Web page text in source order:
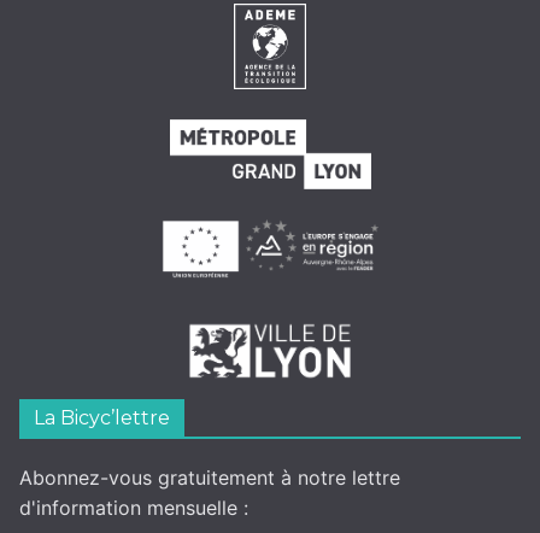
La Bicyc’lettre
Abonnez-vous gratuitement à notre lettre
d'information mensuelle :